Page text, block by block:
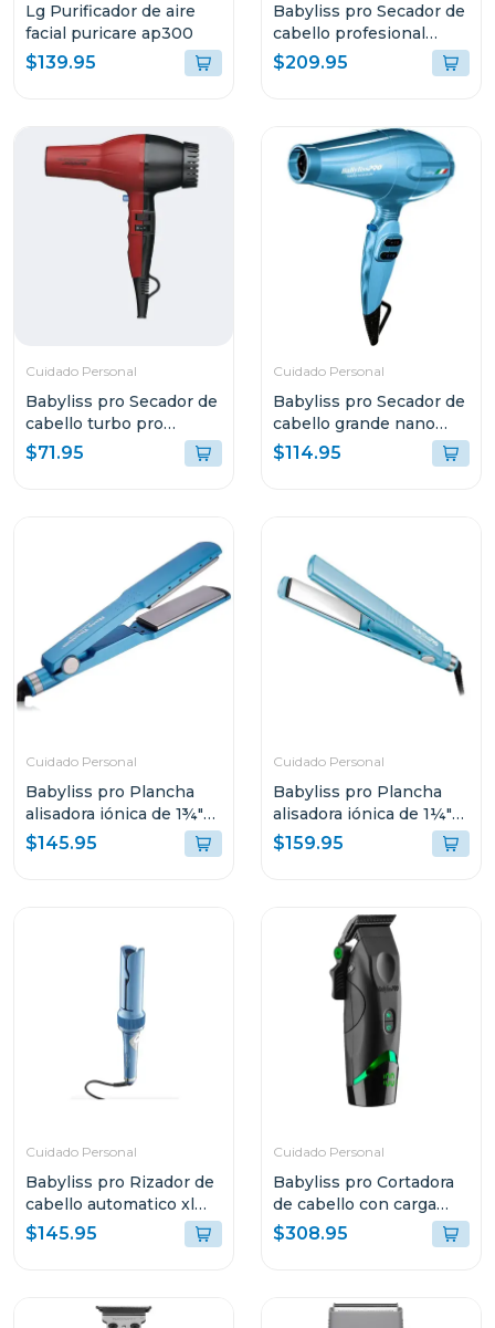
Lg Purificador de aire
facial puricare ap300
$139.95
Babyliss pro Secador de
cabello profesional
italiano nano titanium
de alta velocidad falcon
$209.95
Cuidado Personal
Babyliss pro Secador de
cabello turbo pro
2000w 6 velocidades
307
$71.95
Cuidado Personal
Babyliss pro Secador de
cabello grande nano
titanium protofino
2000w 6610n
$114.95
Cuidado Personal
Babyliss pro Plancha
alisadora iónica de 1¾"
nano titanium 4094tux
$145.95
Cuidado Personal
Babyliss pro Plancha
alisadora iónica de 1¼"
nano titanium 9125tux
$159.95
Cuidado Personal
Babyliss pro Rizador de
cabello automatico xl
miracurlpro 100xlux
$145.95
Cuidado Personal
Babyliss pro Cortadora
de cabello con carga
inalámbrica x tomb45
t45c
$308.95